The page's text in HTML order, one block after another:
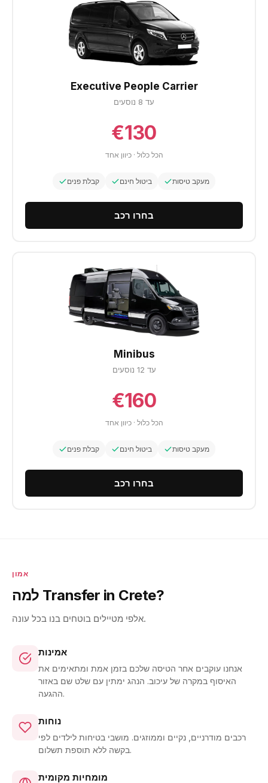
Executive People Carrier
עד 8 נוסעים
€130
הכל כלול · כיוון אחד
קבלת פנים ביטול חינם מעקב טיסות
בחרו רכב
Minibus
עד 12 נוסעים
€160
הכל כלול · כיוון אחד
קבלת פנים ביטול חינם מעקב טיסות
בחרו רכב
אמון
למה Transfer in Crete?
אלפי מטיילים בוטחים בנו בכל עונה.
אמינות
אנחנו עוקבים אחר הטיסה שלכם בזמן אמת ומתאימים את
האיסוף במקרה של עיכוב. הנהג ימתין עם שלט שם באזור
ההגעה.
נוחות
רכבים מודרניים, נקיים וממוזגים. מושבי בטיחות לילדים לפי
בקשה ללא תוספת תשלום.
מומחיות מקומית